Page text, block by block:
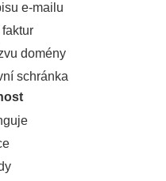
e-mailu
domény
schránka